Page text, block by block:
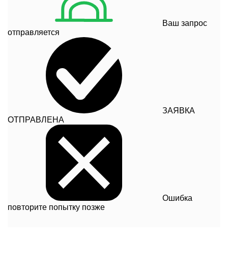
Ваш запрос
отправляется
ЗАЯВКА
ОТПРАВЛЕНА
Ошибка
повторите попытку позже